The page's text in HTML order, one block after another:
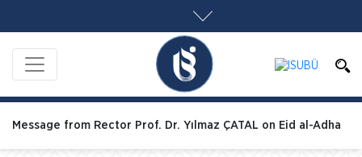
Message from Rector Prof. Dr. Yılmaz ÇATAL on Eid al-Adha